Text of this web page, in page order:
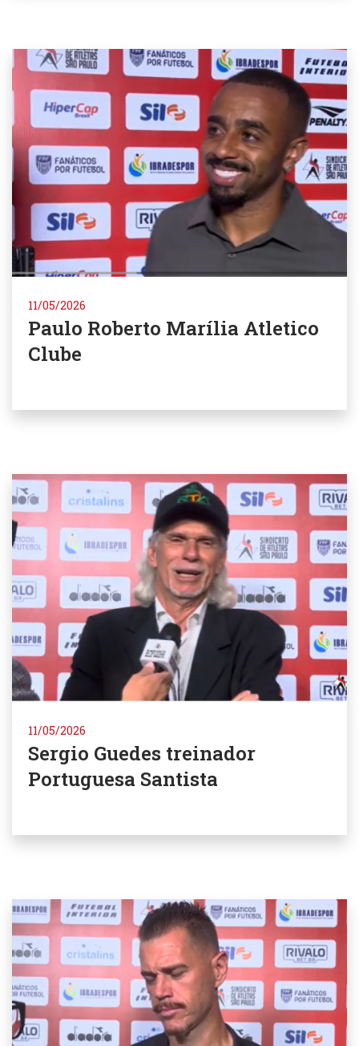
11/05/2026
Paulo Roberto Marília Atletico
Clube
11/05/2026
Sergio Guedes treinador
Portuguesa Santista